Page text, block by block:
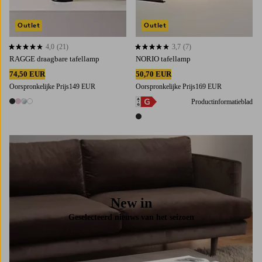
RAGGE draagbare tafellamp
74,50 EUR
Oorspronkelijke Prijs149 EUR
4 kleuren
4,0 op basis van 21 beoordelingen
4,0 (21)
Outlet
NORIO tafellamp
50,70 EUR
Oorspronkelijke Prijs169 EUR
Productinformatieblad
1 kleur
3,7 op basis van 7 beoordelingen
3,7 (7)
Outlet
New in
Geselecteerd nieuws van het seizoen